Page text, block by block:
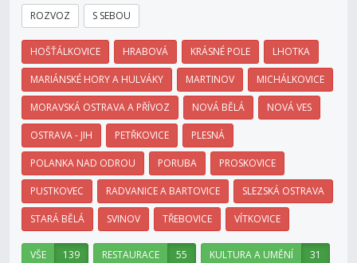
ROZVOZ S SEBOU
HOŠŤÁLKOVICE HRABOVÁ KRÁSNÉ POLE LHOTKA
MARIÁNSKÉ HORY A HULVÁKY MARTINOV MICHÁLKOVICE
MORAVSKÁ OSTRAVA A PŘÍVOZ NOVÁ BĚLÁ NOVÁ VES
OSTRAVA - JIH PETŘKOVICE PLESNÁ
POLANKA NAD ODROU PORUBA PROSKOVICE
PUSTKOVEC RADVANICE A BARTOVICE SLEZSKÁ OSTRAVA
STARÁ BĚLÁ SVINOV TŘEBOVICE VÍTKOVICE
VŠE 139 RESTAURACE 55 KULTURA A UMĚNÍ 31